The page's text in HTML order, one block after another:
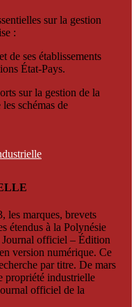
sur la gestion
:
de ses établissements
État-Pays.
sur la gestion de la
schémas de
les marques, brevets
étendus à la Polynésie
Journal officiel – Édition
version numérique. Ce
par titre. De mars
propriété industrielle
officiel de la